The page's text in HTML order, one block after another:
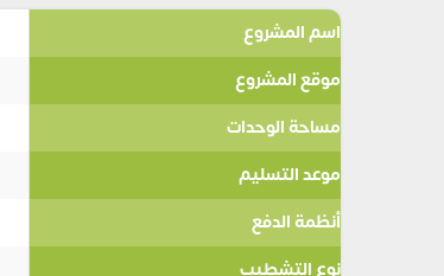
اسم المشروع
موقع المشروع
مساحة الوحدات
موعد التسليم
أنظمة الدفع
نوع التشطيب